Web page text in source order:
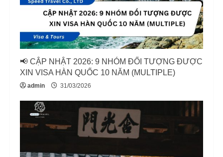
📢 CẬP NHẬT 2026: 9 NHÓM ĐỐI TƯỢNG ĐƯỢC
XIN VISA HÀN QUỐC 10 NĂM (MULTIPLE)
admin 31/03/2026